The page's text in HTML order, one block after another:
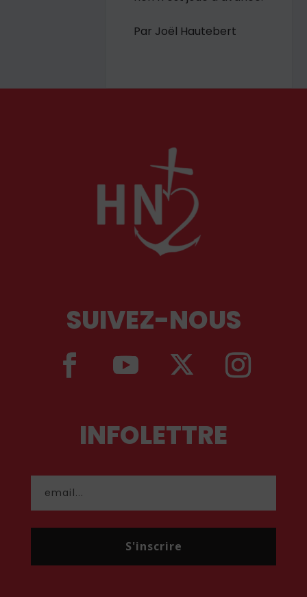
Par Joël Hautebert
SUIVEZ-NOUS
INFOLETTRE
S'inscrire